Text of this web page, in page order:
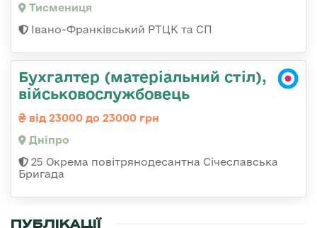
Тисмениця
Івано-Франківський РТЦК та СП
Бухгалтер (матеріальний стіл),
військовослужбовець
від 23000 до 23000 грн
Дніпро
25 Окрема повітрянодесантна Січеславська
Бригада
ПУБЛІКАЦІЇ